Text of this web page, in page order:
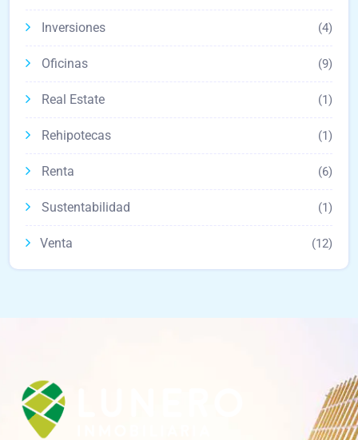
Inversiones (4)
Oficinas (9)
Real Estate (1)
Rehipotecas (1)
Renta (6)
Sustentabilidad (1)
Venta (12)